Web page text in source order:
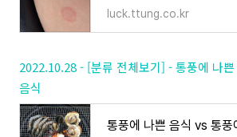
luck.ttung.co.kr
2022.10.28 - [분류 전체보기] - 통풍에 나
음식
통풍에 나쁜 음식 vs 통풍